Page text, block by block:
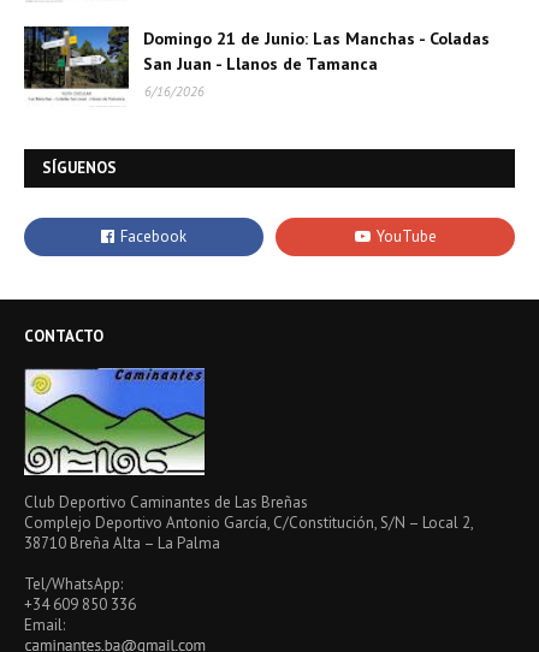
Domingo 21 de Junio: Las Manchas - Coladas
San Juan - Llanos de Tamanca
6/16/2026
SÍGUENOS
CONTACTO
Club Deportivo Caminantes de Las Breñas
Complejo Deportivo Antonio García, C/Constitución, S/N – Local 2,
38710 Breña Alta – La Palma
Tel/WhatsApp:
+34 609 850 336
Email: